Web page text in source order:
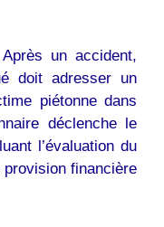
un accident,
doit adresser un
piétonne dans
déclenche le
l’évaluation du
provision financière